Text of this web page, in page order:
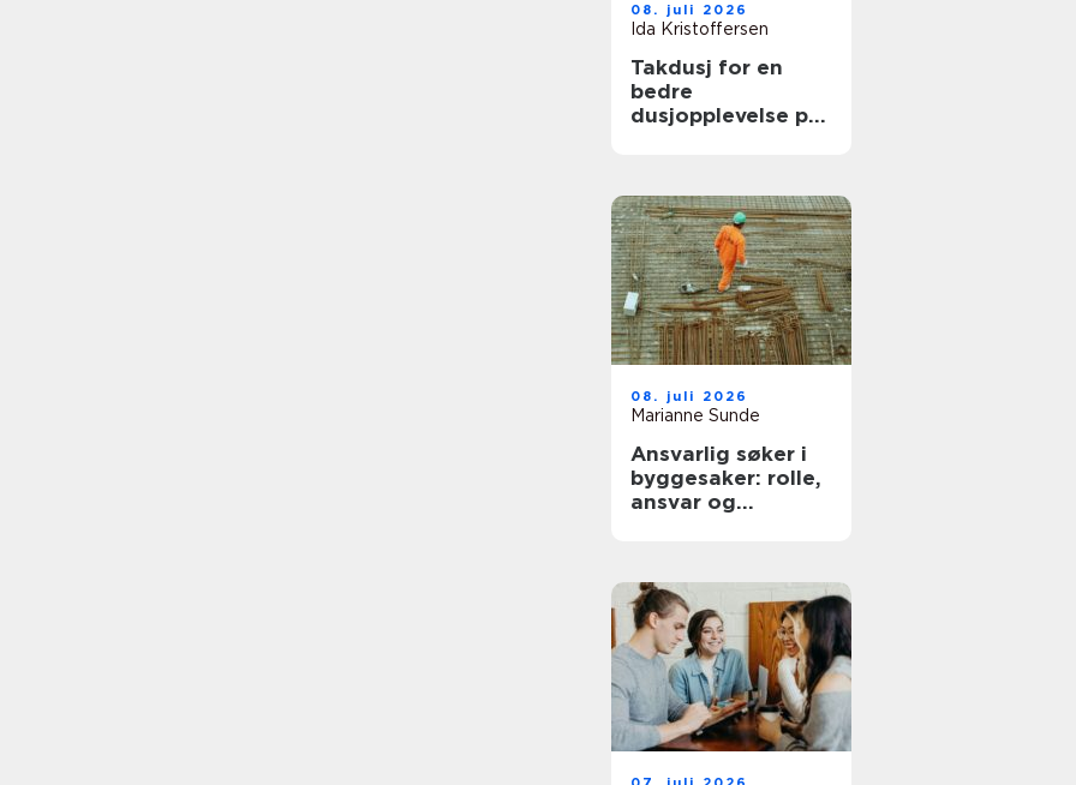
08. juli 2026
Ida Kristoffersen
Takdusj for en
bedre
dusjopplevelse på
08. juli 2026
Marianne Sunde
Ansvarlig søker i
byggesaker: rolle,
ansvar og